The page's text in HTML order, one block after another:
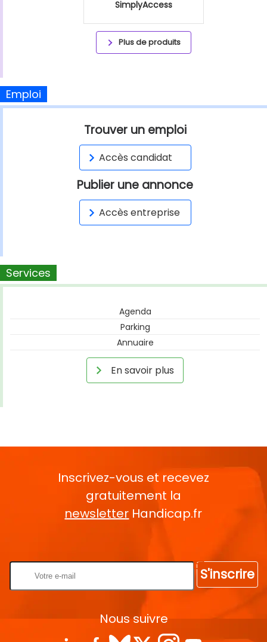
SimplyAccess
Plus de produits
Emploi
Trouver un emploi
Accès candidat
Publier une annonce
Accès entreprise
Services
Agenda
Parking
Annuaire
En savoir plus
Inscrivez-vous et recevez
gratuitement la
newsletter Handicap.fr
S'inscrire
Nous suivre